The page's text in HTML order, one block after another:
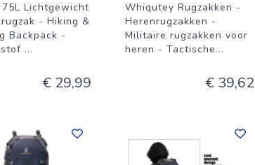
Lichtgewicht
- Hiking &
Backpack -
...
€ 29,99
Whiqutey Rugzakken -
Herenrugzakken -
Militaire rugzakken voor
heren - Tactische...
€ 39,62